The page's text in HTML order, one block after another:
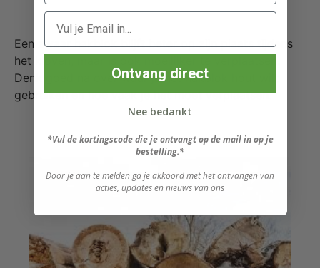
Een zwaar hakblok blijft beter op zijn plaats tijdens
het kloven, maar is ook moeilijker te verplaatsen.
Denk goed na over waar je het hakblok hout wilt
gebruiken en hoe vaak je het moet verplaatsen.
Ontvang direct
Nee bedankt
*Vul de kortingscode die je ontvangt op de mail in op je
bestelling.*
Door je aan te melden ga je akkoord met het ontvangen van
acties, updates en nieuws van ons